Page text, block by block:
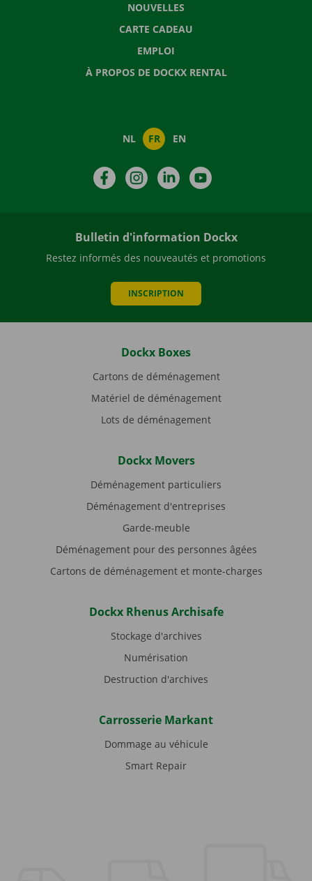
NOUVELLES
CARTE CADEAU
EMPLOI
À PROPOS DE DOCKX RENTAL
NL FR EN
FacebookInstagramLinkedIn
Bulletin d'information Dockx
Restez informés des nouveautés et promotions
INSCRIPTION
Dockx Boxes
Cartons de déménagement
Matériel de déménagement
Lots de déménagement
Dockx Movers
Déménagement particuliers
Déménagement d'entreprises
Garde-meuble
Déménagement pour des personnes âgées
Cartons de déménagement et monte-charges
Dockx Rhenus Archisafe
Stockage d'archives
Numérisation
Destruction d'archives
Carrosserie Markant
Dommage au véhicule
Smart Repair